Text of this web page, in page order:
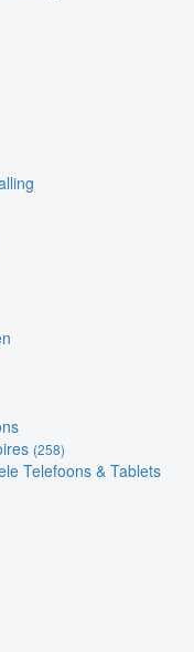
(258)
Telefoons & Tablets